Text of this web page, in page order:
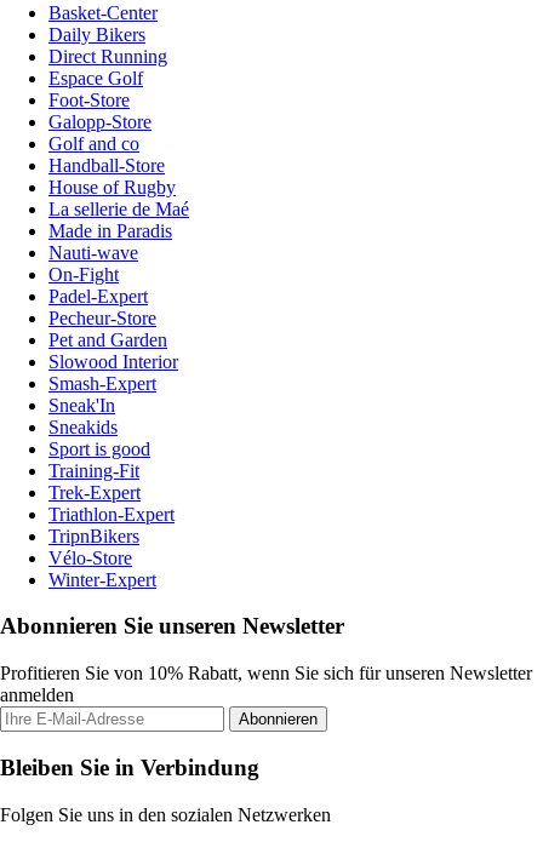
Basket-Center
Daily Bikers
Direct Running
Espace Golf
Foot-Store
Galopp-Store
Golf and co
Handball-Store
House of Rugby
La sellerie de Maé
Made in Paradis
Nauti-wave
On-Fight
Padel-Expert
Pecheur-Store
Pet and Garden
Slowood Interior
Smash-Expert
Sneak'In
Sneakids
Sport is good
Training-Fit
Trek-Expert
Triathlon-Expert
TripnBikers
Vélo-Store
Winter-Expert
Abonnieren Sie unseren Newsletter
Profitieren Sie von 10% Rabatt, wenn Sie sich für unseren Newsletter
anmelden
Abonnieren
Bleiben Sie in Verbindung
Folgen Sie uns in den sozialen Netzwerken